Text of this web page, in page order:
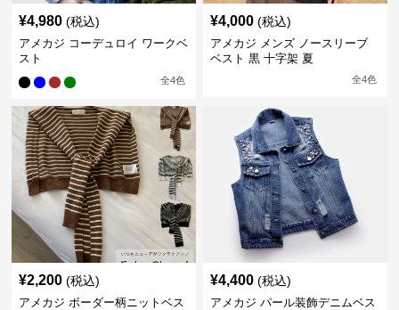
¥4,980 (税込)
アメカジ コーデュロイ ワークベ
スト
全4色
¥4,000 (税込)
アメカジ メンズ ノースリーブ
ベスト 黒 十字架 夏
全4色
¥2,200 (税込)
アメカジ ボーダー柄ニットベス
¥4,400 (税込)
アメカジ パール装飾デニムベス